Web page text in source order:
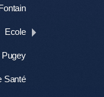
Ecole
Santé